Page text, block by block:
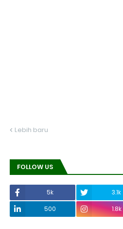
Lebih baru
FOLLOW US
5k 3.1k
500
1.8k